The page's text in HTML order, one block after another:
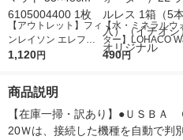
【アウトレット】フィ
ンレイソン エレファ
ンティランチ ランチ
1,120円
【水・ミネラルウ
ター】LOHACO
r（ロハコウォータ
490円
商品説明
【在庫一掃・訳あり】●ＵＳＢＡ
20Ｗは、接続した機種を自動で判